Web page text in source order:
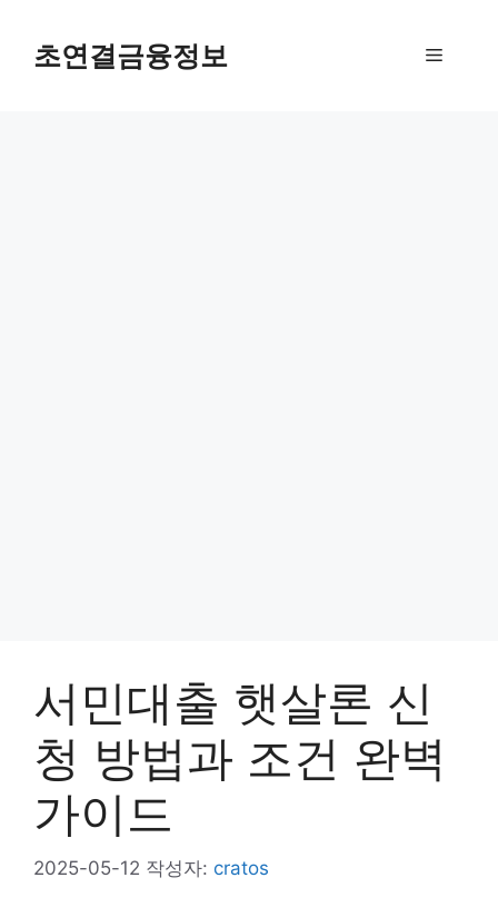
초연결금융정보 메
서민대출 햇살론 신
청 방법과 조건 완벽
가이드
2025-05-12 작성자: cratos